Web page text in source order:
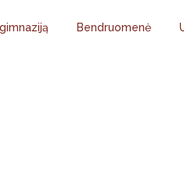
Bendruomenė